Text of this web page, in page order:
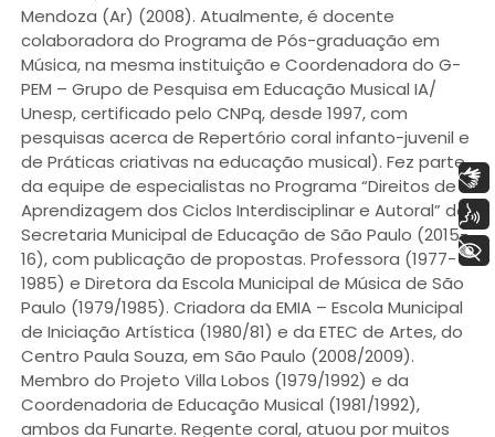
Mendoza (Ar) (2008). Atualmente, é docente
colaboradora do Programa de Pós-graduação em
Música, na mesma instituição e Coordenadora do G-
PEM – Grupo de Pesquisa em Educação Musical IA/
Unesp, certificado pelo CNPq, desde 1997, com
pesquisas acerca de Repertório coral infanto-juvenil e
de Práticas criativas na educação musical). Fez parte
da equipe de especialistas no Programa “Direitos de
Aprendizagem dos Ciclos Interdisciplinar e Autoral” da
Secretaria Municipal de Educação de São Paulo (2015-
16), com publicação de propostas. Professora (1977-
1985) e Diretora da Escola Municipal de Música de São
Paulo (1979/1985). Criadora da EMIA – Escola Municipal
de Iniciação Artística (1980/81) e da ETEC de Artes, do
Centro Paula Souza, em São Paulo (2008/2009).
Membro do Projeto Villa Lobos (1979/1992) e da
Coordenadoria de Educação Musical (1981/1992),
ambos da Funarte. Regente coral, atuou por muitos
Libras
Voz
+ Acessibilidade